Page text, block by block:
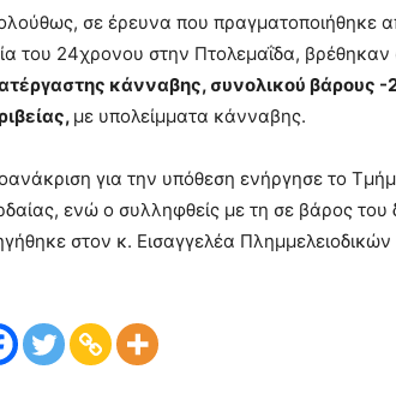
σε έρευνα που πραγματοποιήθηκε
του 24χρονου στην Πτολεμαΐδα,
κάνναβης, συνολικού βάρους -
με υπολείμματα κάνναβης.
για την υπόθεση ενήργησε το
ενώ ο συλληφθείς με τη σε βάρος
στον κ. Εισαγγελέα